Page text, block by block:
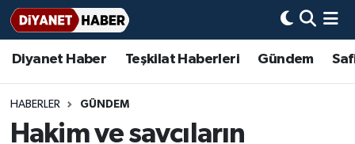
Diyanet Haber Teşkilat Haberleri Gündem
HABERLER GÜNDEM
Hakim ve savcıların
Diyanet Haber
Teşkilat Haberleri
Adana Müftülüğü
Adıyaman Müftülüğü
Afyonkarahisar Müftülüğü
Gündem
Bir Ayet
Bir Hikaye
Biyografiler
Aile Dergisi
Aylık Dergi
İmam Hatip Okulları
Başmakale
Hadis-i Şerifler
Hayat Okumaları
Nöbetçi Eczaneler
Hava Durumu
Ankara Namaz Vakitleri